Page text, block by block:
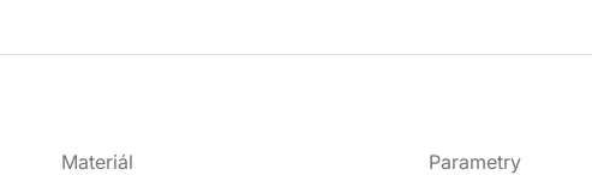
Materiál
Parametry